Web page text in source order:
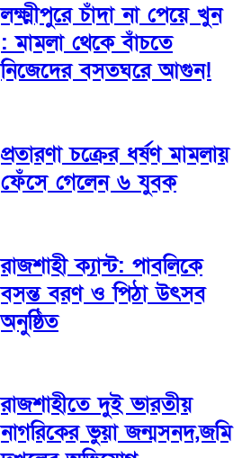
লক্ষ্মীপুরে চাঁদা না পেয়ে খুন
: মামলা থেকে বাঁচতে
নিজেদের বসতঘরে আগুন!
প্রতারণা চক্রের ধর্ষণ মামলায়
ফেঁসে গেলেন ৬ যুবক
রাজশাহী ক্যান্ট: পাবলিকে
বসন্ত বরণ ও পিঠা উৎসব
অনুষ্ঠিত
রাজশাহীতে দুই ভারতীয়
নাগরিকের ভুয়া জন্মসনদ,জমি